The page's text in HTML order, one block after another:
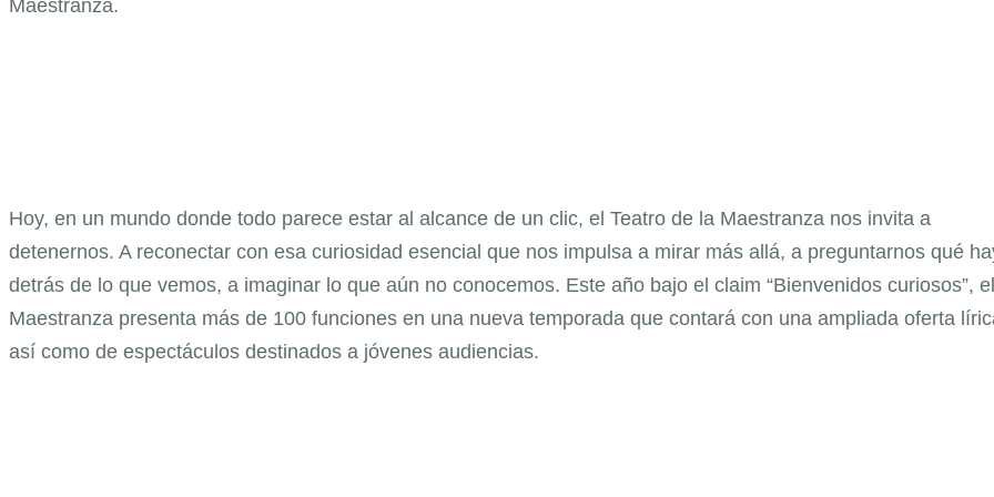
Maestranza.
Hoy, en un mundo donde todo parece estar al alcance de un clic, el Teatro de la Maestranza nos invita a
detenernos. A reconectar con esa curiosidad esencial que nos impulsa a mirar más allá, a preguntarnos qué
detrás de lo que vemos, a imaginar lo que aún no conocemos. Este año bajo el claim “Bienvenidos curiosos”, el
Maestranza presenta más de 100 funciones en una nueva temporada que contará con una ampliada oferta
así como de espectáculos destinados a jóvenes audiencias.